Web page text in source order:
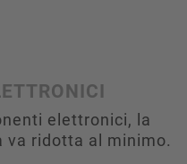
elettronici, la
va ridotta al minimo.